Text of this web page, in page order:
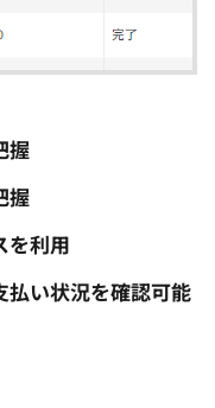
握
握
を利用
払い状況を確認可能